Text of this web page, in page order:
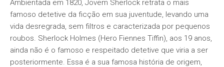
Ambientada em 1820, Jovem Sherlock retrata o mais
famoso detetive da ficção em sua juventude, levando uma
vida desregrada, sem filtros e caracterizada por pequenos
roubos. Sherlock Holmes (Hero Fiennes Tiffin), aos 19 anos,
ainda não é o famoso e respeitado detetive que viria a ser
posteriormente. Essa é a sua famosa história de origem,